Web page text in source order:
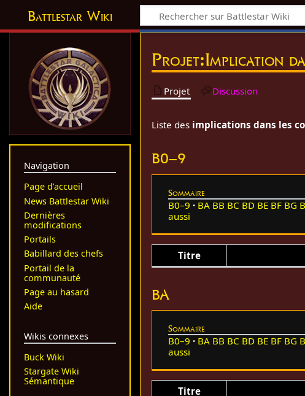
Battlestar Wiki
Projet:Implication
Projet Discussion
Liste des implications dans les
B0–9
Sommaire
B0–9 BA BB BC BD BE BF BG
aussi
Titre
BA
Sommaire
B0–9 BA BB BC BD BE BF BG
aussi
Titre
Navigation
Page d’accueil
News Battlestar Wiki
Dernières
modifications
Portails
Babillard des chefs
Portail de la
communauté
Page au hasard
Aide
Wikis connexes
Buck Wiki
Stargate Wiki
Sémantique